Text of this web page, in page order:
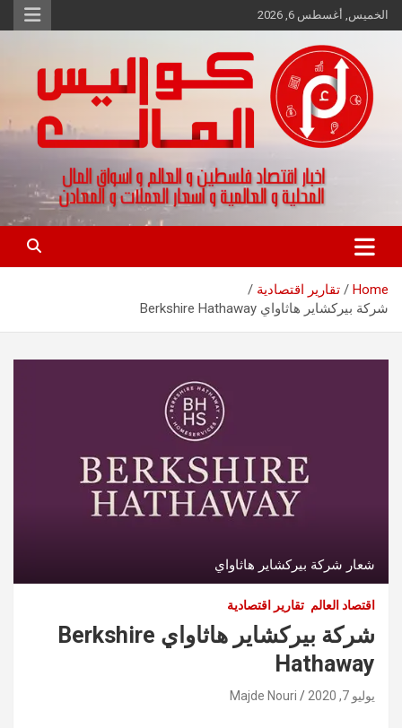
Skip
to
الخميس, أغسطس 6, 2026
كواليس المال
اخبار اقتصاد فلسطين و العالم و تقارير اسواق المال و العملات
Home
تقارير اقتصادية
شركة بيركشاير هاثاواي Berkshire Hathaway
شعار شركة بيركشاير هاثاواي
اقتصاد العالم تقارير اقتصادية
شركة بيركشاير هاثاواي Berkshire
Hathaway
يوليو 7, 2020 Majde Nouri